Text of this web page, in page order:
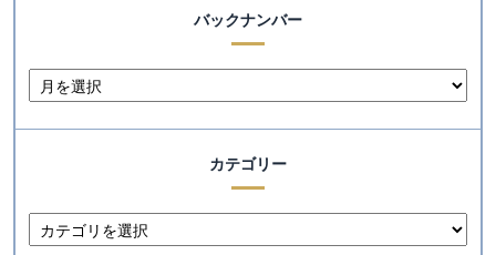
バックナンバー
カテゴリー